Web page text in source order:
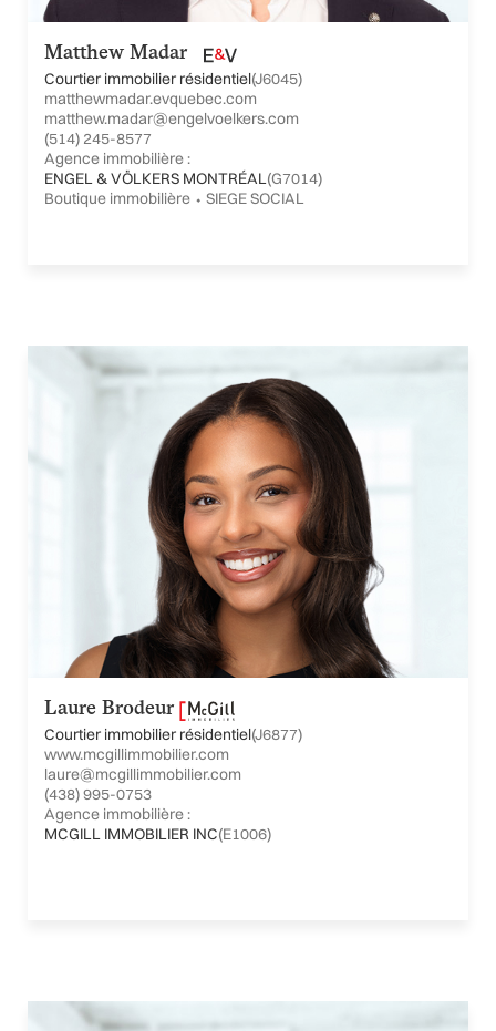
Matthew Madar
Courtier immobilier résidentiel(J6045)
matthewmadar.evquebec.com
matthew.madar@engelvoelkers.com
(514) 245-8577
Agence immobilière :
ENGEL & VÖLKERS MONTRÉAL(G7014)
Boutique immobilière ⬩ SIEGE SOCIAL
Laure Brodeur
Courtier immobilier résidentiel(J6877)
www.mcgillimmobilier.com
laure@mcgillimmobilier.com
(438) 995-0753
Agence immobilière :
MCGILL IMMOBILIER INC(E1006)